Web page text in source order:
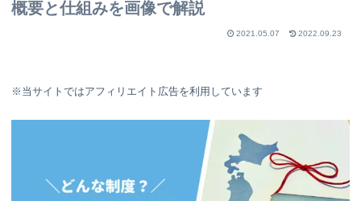
概要と仕組みを画像で解説
2021.05.07 2022.09.23
※当サイトではアフィリエイト広告を利用しています